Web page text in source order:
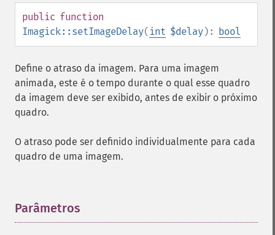
public function
Imagick::setImageDelay( int $delay): bool
Define o atraso da imagem. Para uma imagem
animada, este é o tempo durante o qual esse quadro
da imagem deve ser exibido, antes de exibir o próximo
quadro.
O atraso pode ser definido individualmente para cada
quadro de uma imagem.
Parâmetros
clipImage
clipImagePath
clipPathImage
clutImage
coalesceImages
colorizeImage
colorMatrixImage
combineImages
compareImageChannels
compareImageLayers
contrastImage
contrastStretchImage